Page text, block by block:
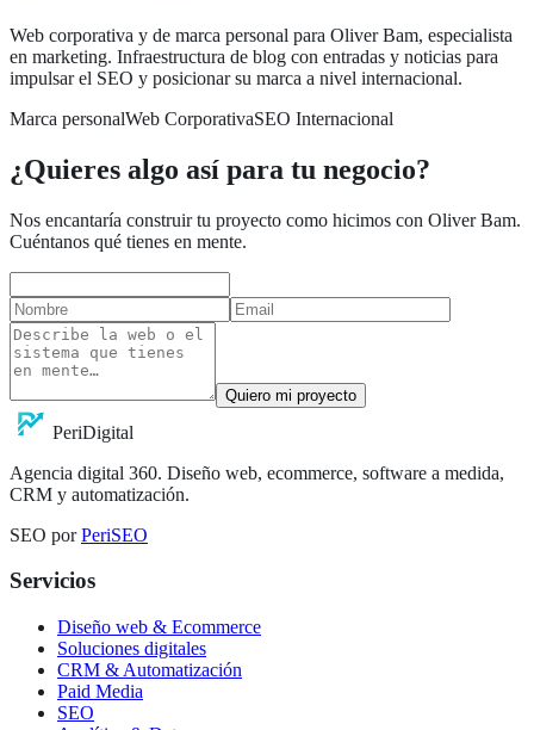
Web corporativa y de marca personal para Oliver Bam, especialista
en marketing. Infraestructura de blog con entradas y noticias para
impulsar el SEO y posicionar su marca a nivel internacional.
Marca personalWeb CorporativaSEO Internacional
¿Quieres algo así para tu negocio?
Nos encantaría construir tu proyecto como hicimos con Oliver Bam.
Cuéntanos qué tienes en mente.
Quiero mi proyecto
PeriDigital
Agencia digital 360. Diseño web, ecommerce, software a medida,
CRM y automatización.
SEO por PeriSEO
Servicios
Diseño web & Ecommerce
Soluciones digitales
CRM & Automatización
Paid Media
SEO